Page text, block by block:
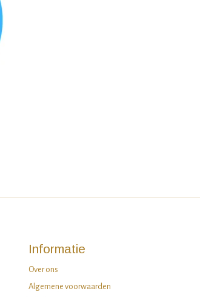
Informatie
Over ons
Algemene voorwaarden